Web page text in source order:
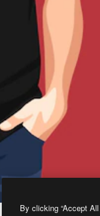
By clicking “Accept